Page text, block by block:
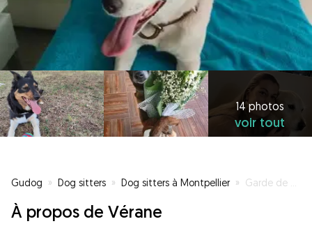
14 photos
voir tout
Gudog » Dog sitters » Dog sitters à Montpellier » Garde de vos chiens
À propos de Vérane